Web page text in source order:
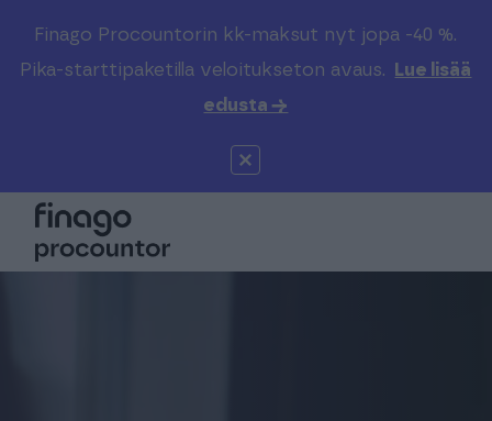
Finago Procountorin kk-maksut nyt jopa -40 %.
Pika-starttipaketilla veloitukseton avaus.
Lue lisää
edusta →
Etsi sivustolta
Valitse kieli
Global (EN)
Kirjaudu
Solo
Sopimuskone
Kenelle
Tilitoimistoille